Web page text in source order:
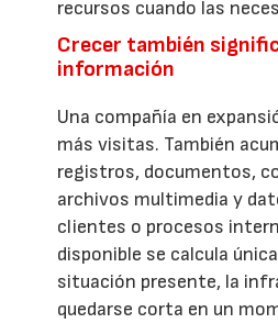
recursos cuando las
Crecer también
información
Una compañía en
más visitas. También
registros, documentos,
archivos multimedia y
clientes o procesos
disponible se calcula
situación presente, la
quedarse corta en un